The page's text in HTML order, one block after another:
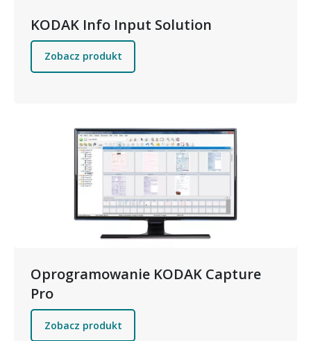
KODAK Info Input Solution
Zobacz produkt
Oprogramowanie KODAK Capture
Pro
Zobacz produkt